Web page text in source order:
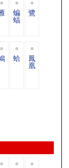
蝙
蝠
鷺
蛤 鳳
凰